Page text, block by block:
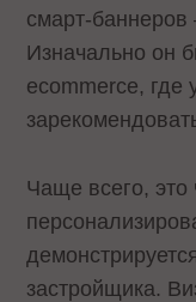
смарт-
Изначально он
ecommerce, где
Чаще всего, это
застройщика.